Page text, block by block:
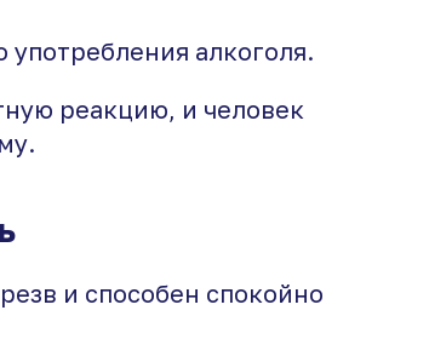
алкоголя.
реакцию, и человек
и способен спокойно